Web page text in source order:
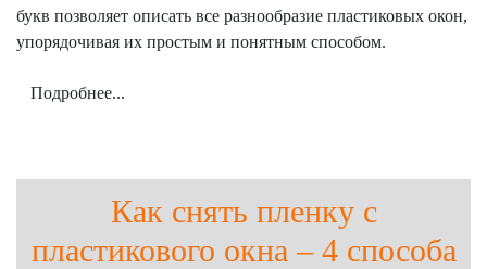
букв позволяет описать все разнообразие пластиковых окон,
упорядочивая их простым и понятным способом.
Подробнее...
Как снять пленку с
пластикового окна – 4 способа